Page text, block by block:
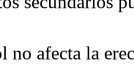
no afecta la